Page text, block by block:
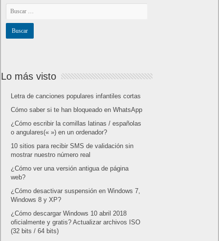
Lo más visto
Letra de canciones populares infantiles cortas
Cómo saber si te han bloqueado en WhatsApp
¿Cómo escribir la comillas latinas / españolas
o angulares(« ») en un ordenador?
10 sitios para recibir SMS de validación sin
mostrar nuestro número real
¿Cómo ver una versión antigua de página
web?
¿Cómo desactivar suspensión en Windows 7,
Windows 8 y XP?